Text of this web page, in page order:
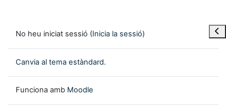
No heu iniciat sessió (Inicia la sessió)
Canvia al tema estàndard.
Funciona amb Moodle